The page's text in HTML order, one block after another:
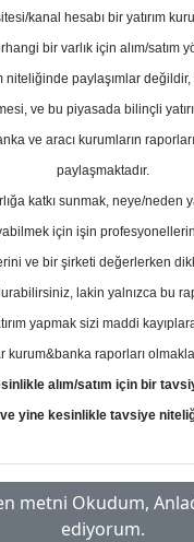
Tahmini
Potansiyeli
Kurum Sayısı
17
Tut
4
End.
Get.
3 2
kanal hesabı bir yatırım
bir varlık için alım/satım
paylaşımlar değildir,
ve bu piyasada bilinçli
ve aracı kurumların
paylaşmaktadır.
katkı sunmak, neye/neden
için işin
ve bir şirketi değerlerken
lakin yalnızca bu
yapmak sizi maddi
kurum&banka raporları
alım/satım için bir
yine kesinlikle tavsiye
metni Okudum, Anladım
ediyorum.